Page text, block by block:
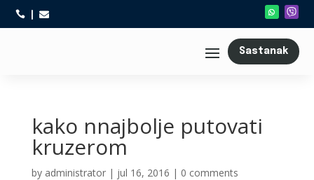
 
Sastanak
kako nnajbolje putovati
kruzerom
by administrator| jul 16, 2016 | 0 comments